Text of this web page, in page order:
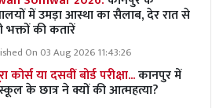
में उमड़ा आस्था का सैलाब, देर रात से
भक्तों की कतारें
On 03 Aug 2026 11:43:26
कोर्स या दसवीं बोर्ड परीक्षा...कानपुर में
के छात्र ने क्यों की आत्महत्या?